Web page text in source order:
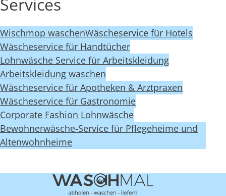
Wischmop waschenWäscheservice für Hotels
Wäscheservice für Handtücher
Lohnwäsche Service für Arbeitskleidung
Arbeitskleidung waschen
Wäscheservice für Apotheken & Arztpraxen
Wäscheservice für Gastronomie
Corporate Fashion Lohnwäsche
Bewohnerwäsche-Service für Pflegeheime und
Altenwohnheime